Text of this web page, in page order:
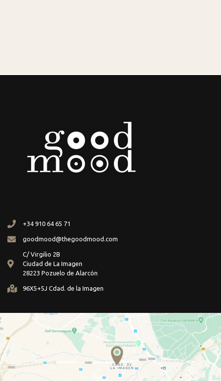
+34 910 64 65 71
goodmood@thegoodmood.com
C/ Virgilio 2B
Ciudad de La Imagen
28223 Pozuelo de Alarcón
96X5+5J Cdad. de la Imagen